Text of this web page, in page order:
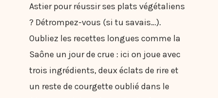
Astier pour réussir ses plats végétaliens
? Détrompez-vous (si tu savais…).
Oubliez les recettes longues comme la
Saône un jour de crue : ici on joue avec
trois ingrédients, deux éclats de rire et
un reste de courgette oublié dans le